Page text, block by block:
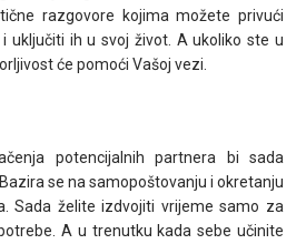
razgovore kojima možete privući
uključiti ih u svoj život. A ukoliko ste u
će pomoći Vašoj vezi.
potencijalnih partnera bi sada
se na samopoštovanju i okretanju
Sada želite izdvojiti vrijeme samo za
A u trenutku kada sebe učinite